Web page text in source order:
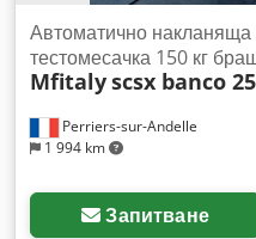
Perriers-sur-Andelle
1 994 km
Автоматично накланяща
тестомесачка 150 кг
Mfitalyscsx banco
Запитване